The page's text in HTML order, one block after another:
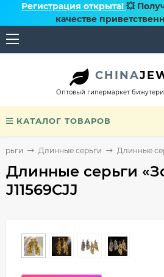
Регистрация открыта! 💥
качестве
CHINA
Оптовый гипермаркет
КАТАЛОГ ТОВАРОВ
Длинные серьги Длинные
Длинные серьги
J11569CJJ